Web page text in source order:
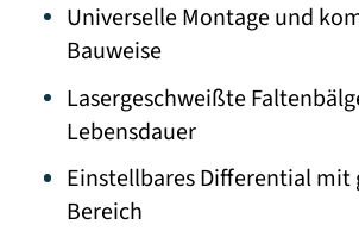
Universelle Montage und
Bauweise
Lasergeschweißte
Lebensdauer
Einstellbares Differential mit
Bereich